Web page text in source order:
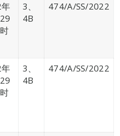
3、
4B
474/A/SS/2022
3、
4B
474/A/SS/2022